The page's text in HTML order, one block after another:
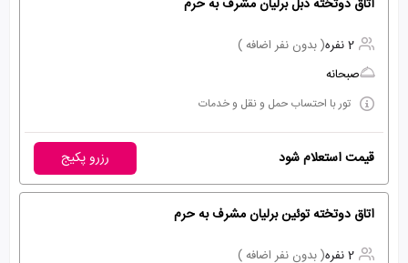
اتاق دوتخته دبل برلیان مشرف به حرم
2 نفره
( بدون نفر اضافه )
صبحانه
تور با احتساب حمل و نقل و خدمات
قیمت استعلام شود رزرو پکیج
اتاق دوتخته توئین برلیان مشرف به حرم
2 نفره ( بدون نفر اضافه )